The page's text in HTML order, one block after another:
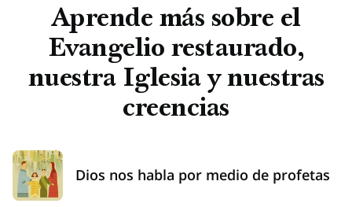
Aprende más sobre el
Evangelio restaurado,
nuestra Iglesia y nuestras
creencias
Dios nos habla por medio de profetas